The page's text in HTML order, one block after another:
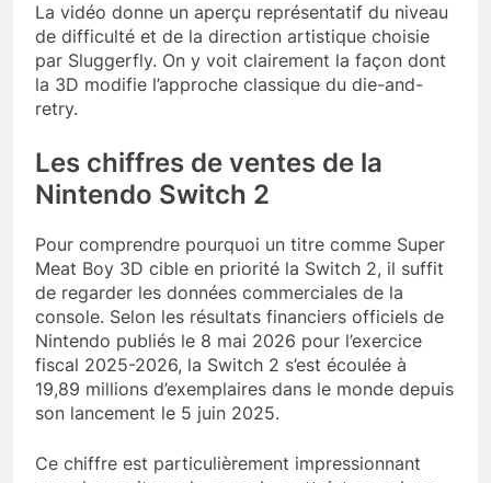
La vidéo donne un aperçu représentatif du niveau
de difficulté et de la direction artistique choisie
par Sluggerfly. On y voit clairement la façon dont
la 3D modifie l’approche classique du die-and-
retry.
Les chiffres de ventes de la
Nintendo Switch 2
Pour comprendre pourquoi un titre comme Super
Meat Boy 3D cible en priorité la Switch 2, il suffit
de regarder les données commerciales de la
console. Selon les résultats financiers officiels de
Nintendo publiés le 8 mai 2026 pour l’exercice
fiscal 2025-2026, la Switch 2 s’est écoulée à
19,89 millions d’exemplaires dans le monde depuis
son lancement le 5 juin 2025.
Ce chiffre est particulièrement impressionnant